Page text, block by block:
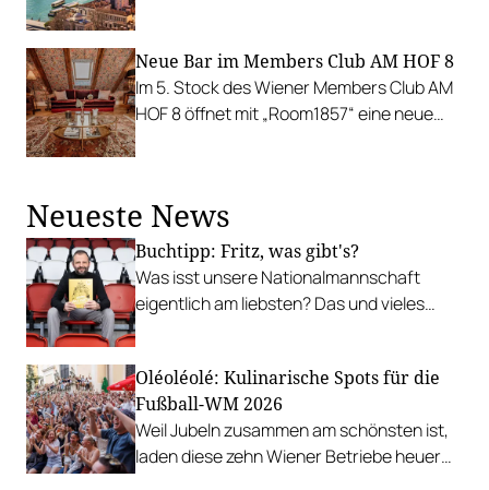
inklusive.
Neue Bar im Members Club AM HOF 8
Im 5. Stock des Wiener Members Club AM
HOF 8 öffnet mit „Room1857“ eine neue
Neueste News
Buchtipp: Fritz, was gibt's?
Was isst unsere Nationalmannschaft
eigentlich am liebsten? Das und vieles
Oléoléolé: Kulinarische Spots für die
Fußball-WM 2026
Weil Jubeln zusammen am schönsten ist,
laden diese zehn Wiener Betriebe heuer